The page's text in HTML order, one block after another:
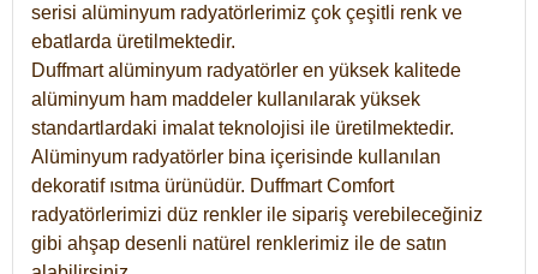
serisi alüminyum radyatörlerimiz çok çeşitli renk ve
ebatlarda üretilmektedir.
Duffmart alüminyum radyatörler en yüksek kalitede
alüminyum ham maddeler kullanılarak yüksek
standartlardaki imalat teknolojisi ile üretilmektedir.
Alüminyum radyatörler bina içerisinde kullanılan
dekoratif ısıtma ürünüdür. Duffmart Comfort
radyatörlerimizi düz renkler ile sipariş verebileceğiniz
gibi ahşap desenli natürel renklerimiz ile de satın